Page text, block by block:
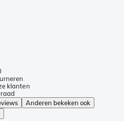
klanten
Anderen bekeken ook